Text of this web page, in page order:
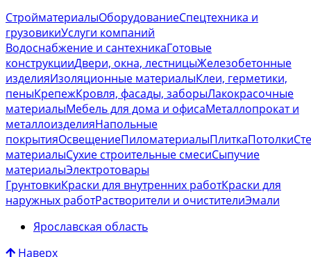
СтройматериалыОборудованиеСпецтехника и
грузовикиУслуги компаний
Водоснабжение и сантехникаГотовые
конструкцииДвери, окна, лестницыЖелезобетонные
изделияИзоляционные материалыКлеи, герметики,
пеныКрепежКровля, фасады, заборыЛакокрасочные
материалыМебель для дома и офисаМеталлопрокат и
металлоизделияНапольные
покрытияОсвещениеПиломатериалыПлиткаПотолки
материалыСухие строительные смесиСыпучие
материалыЭлектротовары
ГрунтовкиКраски для внутренних работКраски для
наружных работРастворители и очистителиЭмали
Ярославская область
Наверх